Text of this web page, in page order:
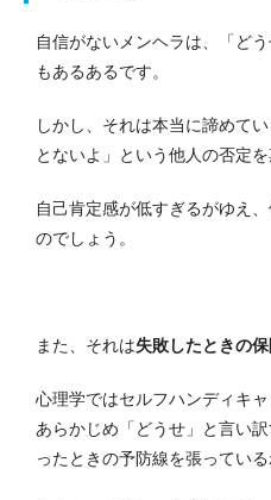
自信がないメンヘラは、「ど
もあるあるです。
しかし、それは本当に諦めて
とないよ」という他人の否定を
自己肯定感が低すぎるがゆえ
のでしょう。
また、それは失敗したときの
心理学ではセルフハンディキ
あらかじめ「どうせ」と言い
ったときの予防線を張っている